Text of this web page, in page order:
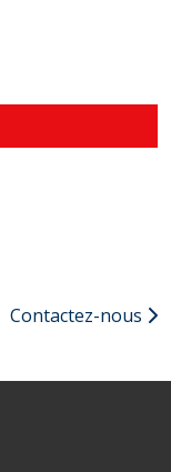
Contactez-nous